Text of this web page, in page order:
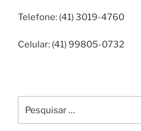
Telefone: (41) 3019-4760
Celular: (41) 99805-0732
por: